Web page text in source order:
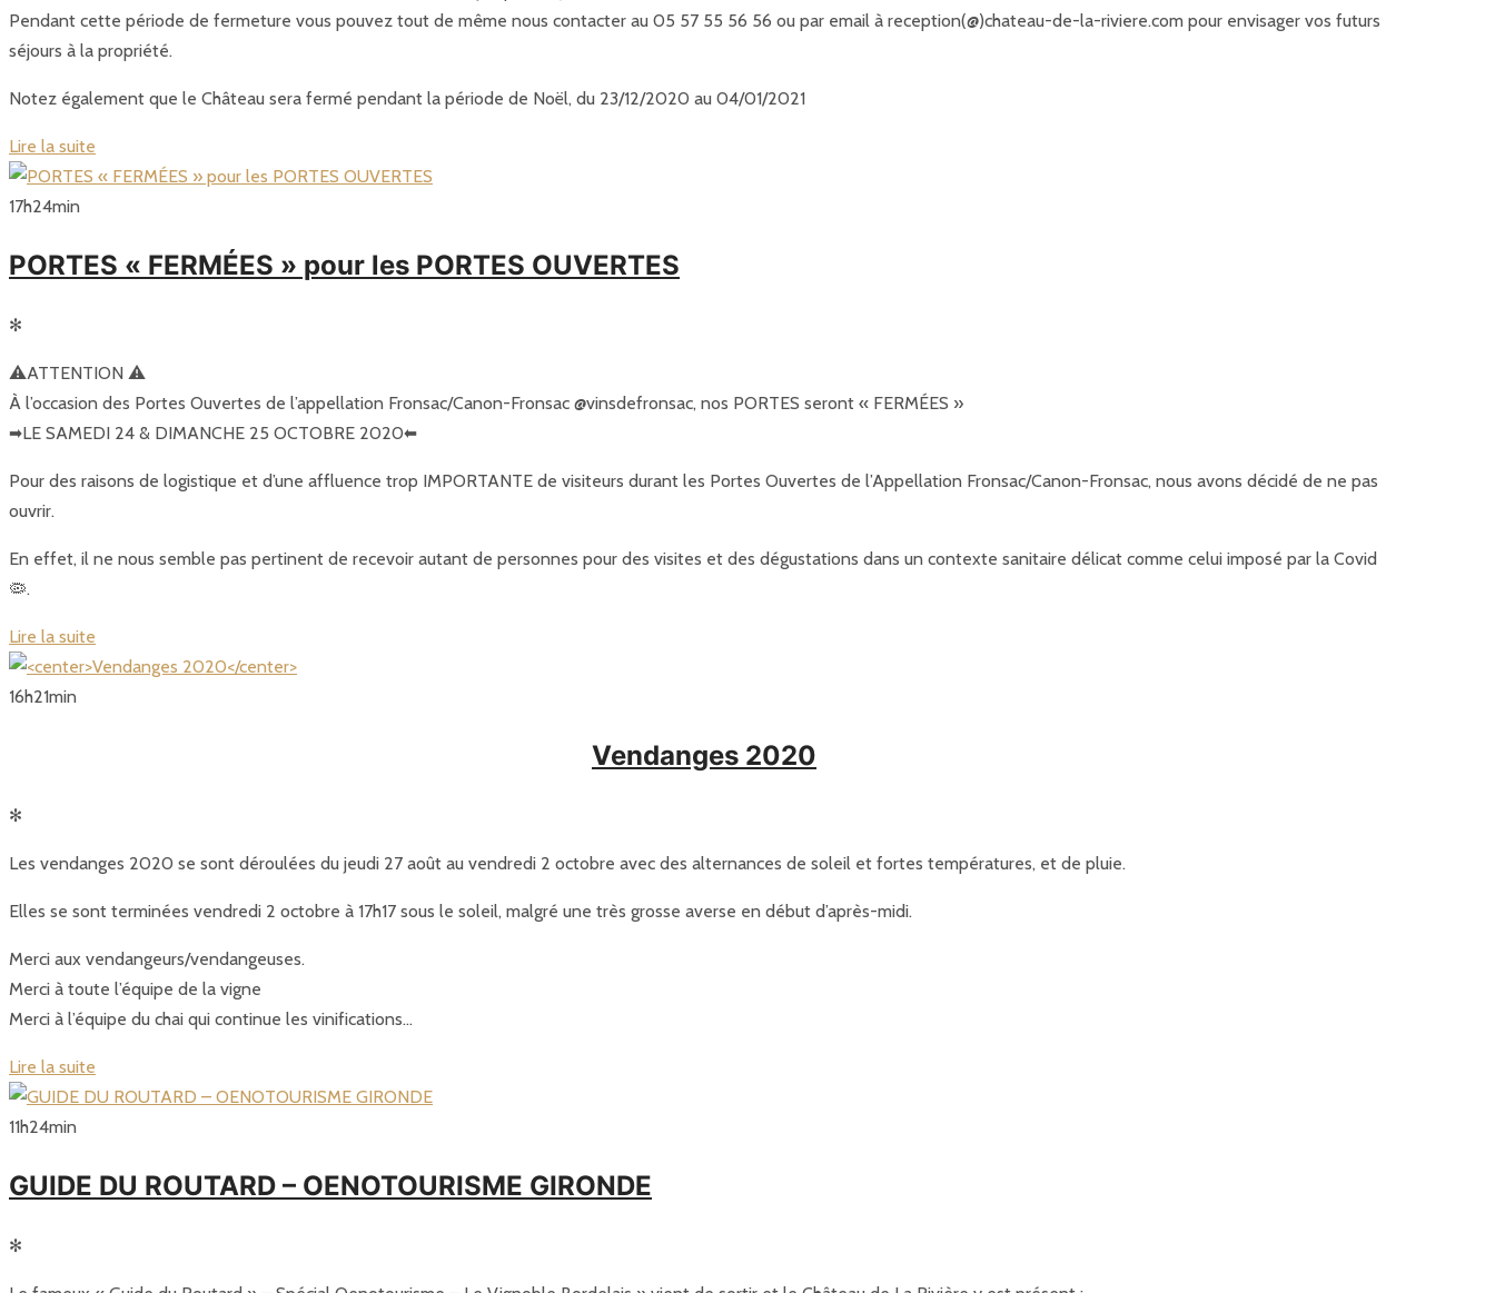
Pendant cette période de fermeture vous pouvez tout de même nous contacter au 05 57 55 56 56 ou par email à reception(@)chateau-de-la-riviere.com pour envisager vos futurs
séjours à la propriété.
Notez également que le Château sera fermé pendant la période de Noël, du 23/12/2020 au 04/01/2021
Lire la suite
17h24min
PORTES « FERMÉES » pour les PORTES OUVERTES
✻
⚠️ATTENTION ⚠️
À l’occasion des Portes Ouvertes de l’appellation Fronsac/Canon-Fronsac @vinsdefronsac, nos PORTES seront « FERMÉES »
➡️LE SAMEDI 24 & DIMANCHE 25 OCTOBRE 2020⬅️
Pour des raisons de logistique et d’une affluence trop IMPORTANTE de visiteurs durant les Portes Ouvertes de l’Appellation Fronsac/Canon-Fronsac, nous avons décidé de ne pas
ouvrir.
En effet, il ne nous semble pas pertinent de recevoir autant de personnes pour des visites et des dégustations dans un contexte sanitaire délicat comme celui imposé par la Covid
🦠.
Lire la suite
16h21min
Vendanges 2020
✻
Les vendanges 2020 se sont déroulées du jeudi 27 août au vendredi 2 octobre avec des alternances de soleil et fortes températures, et de pluie.
Elles se sont terminées vendredi 2 octobre à 17h17 sous le soleil, malgré une très grosse averse en début d’après-midi.
Merci aux vendangeurs/vendangeuses.
Merci à toute l’équipe de la vigne
Merci à l’équipe du chai qui continue les vinifications…
Lire la suite
11h24min
GUIDE DU ROUTARD – OENOTOURISME GIRONDE
✻